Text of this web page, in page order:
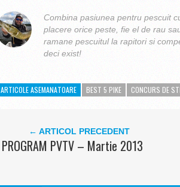
Combina pasiunea pentru pescuit
placere orice peste, fie el de rau
ramane pescuitul la rapitori si
deci exist!
ARTICOLE ASEMANATOARE BEST 5 PIKE CONCURS DE
← ARTICOL PRECEDENT
PROGRAM PVTV – Martie 2013